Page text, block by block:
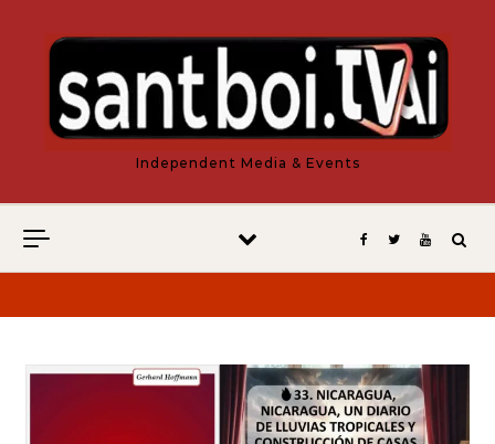
Independent Media & Events